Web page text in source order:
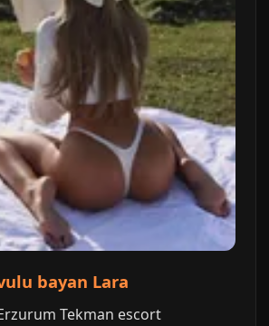
bayan Lara
Tekman escort